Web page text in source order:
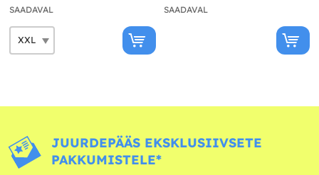
SAADAVAL SAADAVAL
JUURDEPÄÄS EKSKLUSIIVSETE
PAKKUMISTELE*